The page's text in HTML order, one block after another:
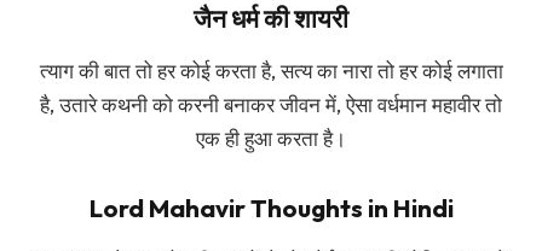
जैन धर्म की शायरी
त्याग की बात तो हर कोई करता है, सत्य का नारा तो हर कोई लगाता
है, उतारे कथनी को करनी बनाकर जीवन में, ऐसा वर्धमान महावीर तो
एक ही हुआ करता है।
Lord Mahavir Thoughts in Hindi